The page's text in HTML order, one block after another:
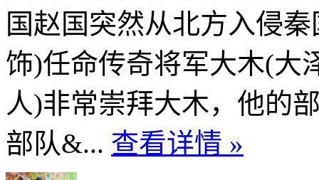
国赵国突然从北方入侵
饰)任命传奇将军大木(大
人)非常崇拜大木，他的
部队&... 查看详情 »